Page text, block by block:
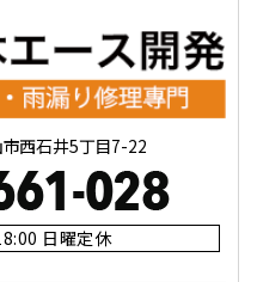
西石井5丁目7-22
日曜定休